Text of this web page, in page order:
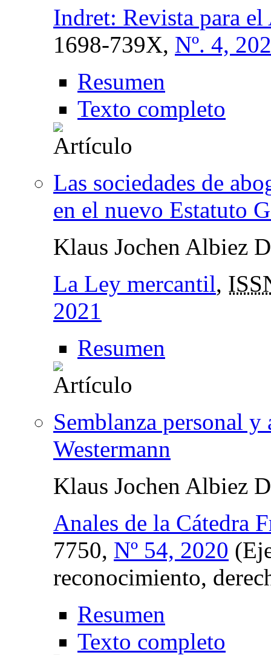
Indret: Revista para
1698-739X, Nº. 4,
Resumen
Texto completo
Las sociedades de
en el nuevo Estatuto
Klaus Jochen Albiez
La Ley mercantil,
2021
Resumen
Semblanza personal y
Westermann
Klaus Jochen Albiez
Anales de la Cátedra
7750, Nº 54, 2020
reconocimiento,
Resumen
Texto completo